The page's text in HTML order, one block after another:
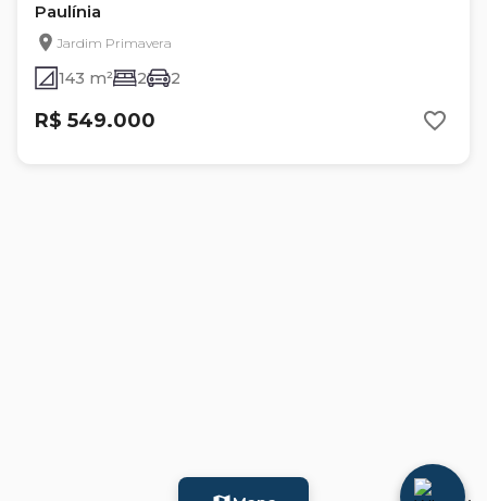
Paulínia
Jardim Primavera
143 m² 2 2
R$ 549.000